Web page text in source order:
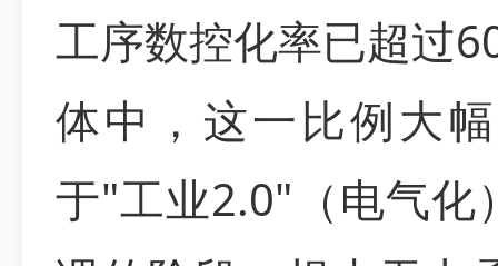
工序数控化率已超过
体中，这一比例大
于"工业2.0"（电气化